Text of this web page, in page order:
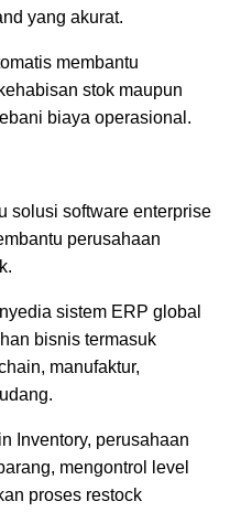
yang akurat.
membantu
stok maupun
biaya operasional.
solusi software enterprise
perusahaan
sistem ERP global
bisnis termasuk
manufaktur,
Inventory, perusahaan
mengontrol level
proses restock